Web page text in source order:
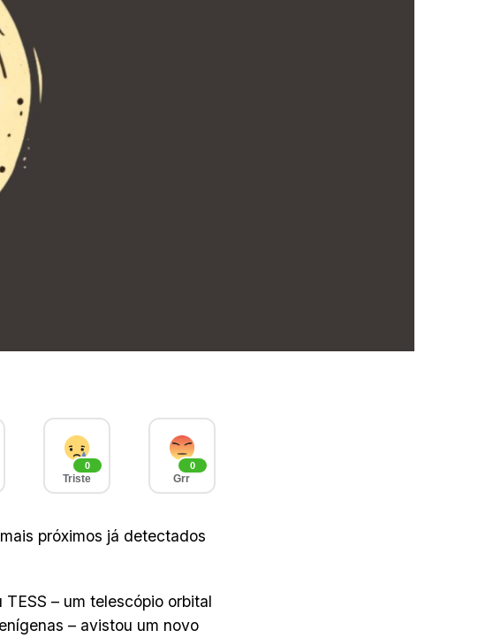
0
Triste
0
Grr
próximos já detectados
– um telescópio orbital
– avistou um novo